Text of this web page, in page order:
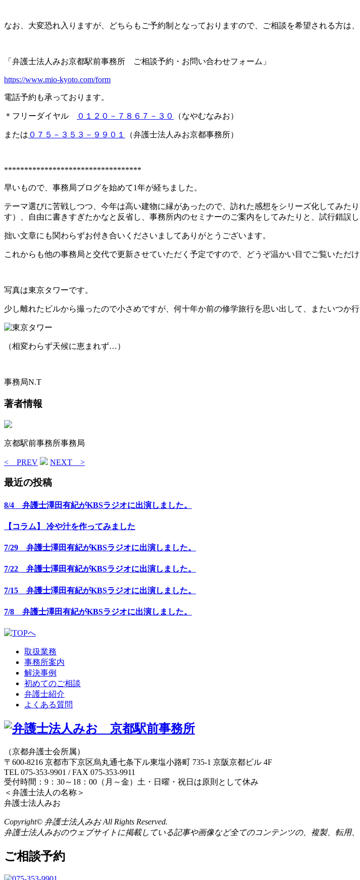
なお、大変恐れ入りますが、どちらもご予約制となっておりますので、ご相談を希望される方は
「弁護士法人みお京都駅前事務所 ご相談予約・お問い合わせフォーム」
https://www.mio-kyoto.com/form
電話予約も承っております。
＊フリーダイヤル ０１２０－７８６７－３０ （なやむなみお）
または ０７５－３５３－９９０１ （弁護士法人みお京都事務所）
**********************************
早いもので、事務局ブログを始めて1年が経ちました。
テーマ選びに苦戦しつつ、今年は高い建物に縁があったので、訪れた感想をシリーズ化してみ
す）、自由に書きすぎたかなと反省し、事務所内のセミナーのご案内をしてみたりと、試行錯誤し
拙い文章にも関わらずお付き合いくださいましてありがとうございます。
これからも他の事務局と交代で更新させていただく予定ですので、どうぞ温かい目でご覧いただけ
写真は東京タワーです。
少し離れたビルから撮ったので小さめですが、何十年か前の修学旅行を思い出して、またいつか
（相変わらず天候に恵まれず…）
事務局N.T
著者情報
京都駅前事務所事務局
< PREV NEXT >
最近の投稿
8/4 弁護士澤田有紀がKBSラジオに出演しました。
【コラム】 冷や汁を作ってみました
7/29 弁護士澤田有紀がKBSラジオに出演しました。
7/22 弁護士澤田有紀がKBSラジオに出演しました。
7/15 弁護士澤田有紀がKBSラジオに出演しました。
7/8 弁護士澤田有紀がKBSラジオに出演しました。
取扱業務
事務所案内
解決事例
初めてのご相談
弁護士紹介
よくある質問
（京都弁護士会所属）
〒600-8216 京都市下京区烏丸通七条下ル東塩小路町 735-1 京阪京都ビル 4F
TEL 075-353-9901 / FAX 075-353-9911
受付時間：9：30～18：00（月～金）土・日曜・祝日は原則として休み
＜弁護士法人の名称＞
弁護士法人みお
Copyright© 弁護士法人みお All Rights Reserved.
弁護士法人みおのウェブサイトに掲載している記事や画像など全てのコンテンツの、複製、転用、
ご相談予約